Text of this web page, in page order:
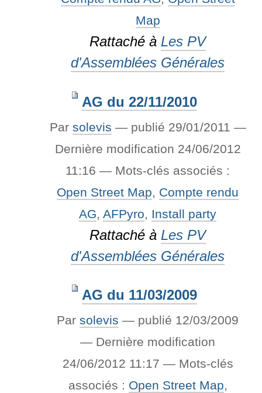
Map
Rattaché à Les PV
d'Assemblées Générales
AG du 22/11/2010
Par solevis — publié 29/01/2011 —
Dernière modification 24/06/2012
11:16— Mots-clés associés :
Open Street Map, Compte rendu
AG,AFPyro, Install party
Rattaché à Les PV
d'Assemblées Générales
AG du 11/03/2009
Parsolevis — publié 12/03/2009
— Dernière modification
24/06/2012 11:17 — Mots-clés
associés : Open Street Map,